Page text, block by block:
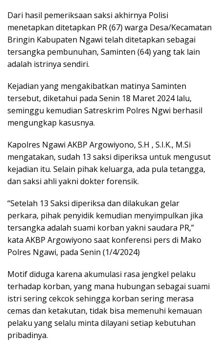
Dari hasil pemeriksaan saksi akhirnya Polisi
menetapkan ditetapkan PR (67) warga Desa/Kecamatan
Bringin Kabupaten Ngawi telah ditetapkan sebagai
tersangka pembunuhan, Saminten (64) yang tak lain
adalah istrinya sendiri.
Kejadian yang mengakibatkan matinya Saminten
tersebut, diketahui pada Senin 18 Maret 2024 lalu,
seminggu kemudian Satreskrim Polres Ngwi berhasil
mengungkap kasusnya.
Kapolres Ngawi AKBP Argowiyono, S.H , S.I.K., M.Si
mengatakan, sudah 13 saksi diperiksa untuk mengusut
kejadian itu. Selain pihak keluarga, ada pula tetangga,
dan saksi ahli yakni dokter forensik.
“Setelah 13 Saksi diperiksa dan dilakukan gelar
perkara, pihak penyidik kemudian menyimpulkan jika
tersangka adalah suami korban yakni saudara PR,”
kata AKBP Argowiyono saat konferensi pers di Mako
Polres Ngawi, pada Senin (1/4/2024)
Motif diduga karena akumulasi rasa jengkel pelaku
terhadap korban, yang mana hubungan sebagai suami
istri sering cekcok sehingga korban sering merasa
cemas dan ketakutan, tidak bisa memenuhi kemauan
pelaku yang selalu minta dilayani setiap kebutuhan
pribadinya.